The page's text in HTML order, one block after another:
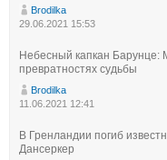
Brodilka
29.06.2021 15:53
Небесный капкан Барунце:
превратностях судьбы
Brodilka
11.06.2021 12:41
В Гренландии погиб
Дансеркер